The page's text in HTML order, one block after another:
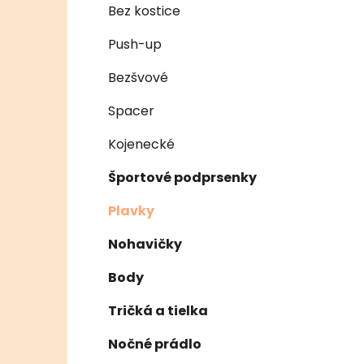
Bez kostice
Push-up
Bezšvové
Spacer
Kojenecké
Športové podprsenky
Plavky
Nohavičky
Body
Tričká a tielka
Nočné prádlo